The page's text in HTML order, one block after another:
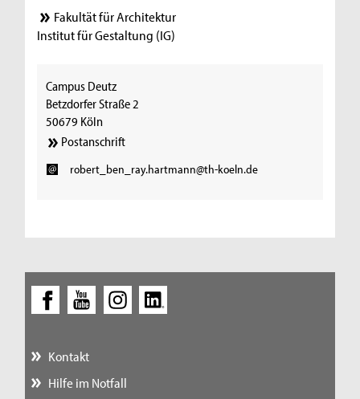
Fakultät für Architektur
Institut für Gestaltung (IG)
Campus Deutz
Betzdorfer Straße 2
50679 Köln
Postanschrift
robert_ben_ray.hartmann@th-koeln.de
Kontakt
Hilfe im Notfall